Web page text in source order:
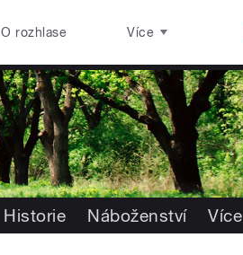
O rozhlase Více
Historie Náboženství Více